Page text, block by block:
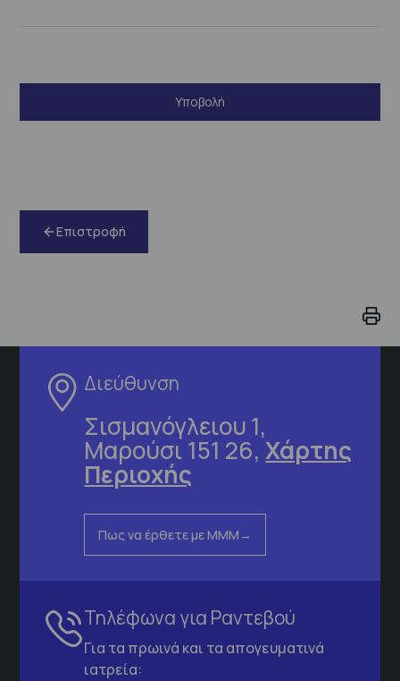
Επιστροφή
Διεύθυνση
Σισμανόγλειου 1,
Μαρούσι 151 26,Χάρτης
Περιοχής
Πως να έρθετε με ΜΜΜ
Τηλέφωνα για Ραντεβού
Για τα πρωινά και τα απογευματινά
ιατρεία: